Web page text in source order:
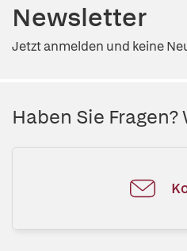
Newsletter
Jetzt anmelden und keine
Haben Sie